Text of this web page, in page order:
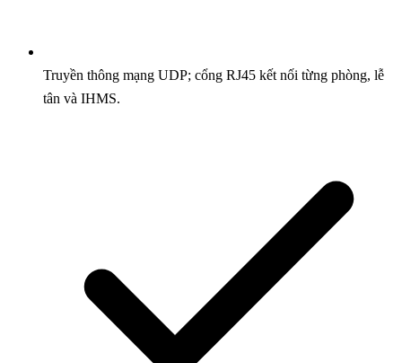
Truyền thông mạng UDP; cổng RJ45 kết nối từng phòng, lễ
tân và IHMS.